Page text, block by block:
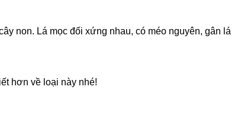
non. Lá mọc đối xứng nhau, có méo nguyên, gân lá
hơn về loại này nhé!